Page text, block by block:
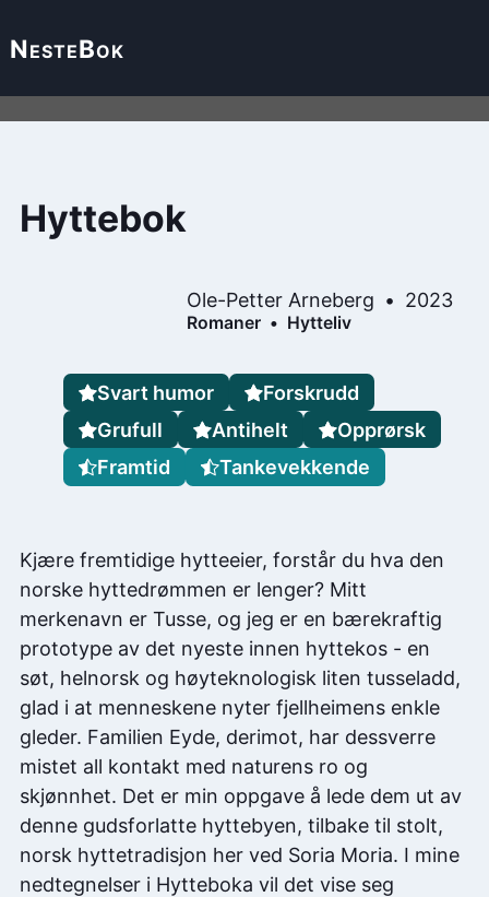
NesteBok
Hyttebok
Ole-Petter Arneberg 2023
Romaner Hytteliv
Kjære fremtidige hytteeier, forstår du hva den
norske hyttedrømmen er lenger? Mitt
merkenavn er Tusse, og jeg er en bærekraftig
prototype av det nyeste innen hyttekos - en
søt, helnorsk og høyteknologisk liten tusseladd,
glad i at menneskene nyter fjellheimens enkle
gleder. Familien Eyde, derimot, har dessverre
mistet all kontakt med naturens ro og
skjønnhet. Det er min oppgave å lede dem ut av
denne gudsforlatte hyttebyen, tilbake til stolt,
norsk hyttetradisjon her ved Soria Moria. I mine
nedtegnelser i Hytteboka vil det vise seg
Svart humor
Forskrudd
Grufull
Antihelt
Opprørsk
Framtid
Tankevekkende